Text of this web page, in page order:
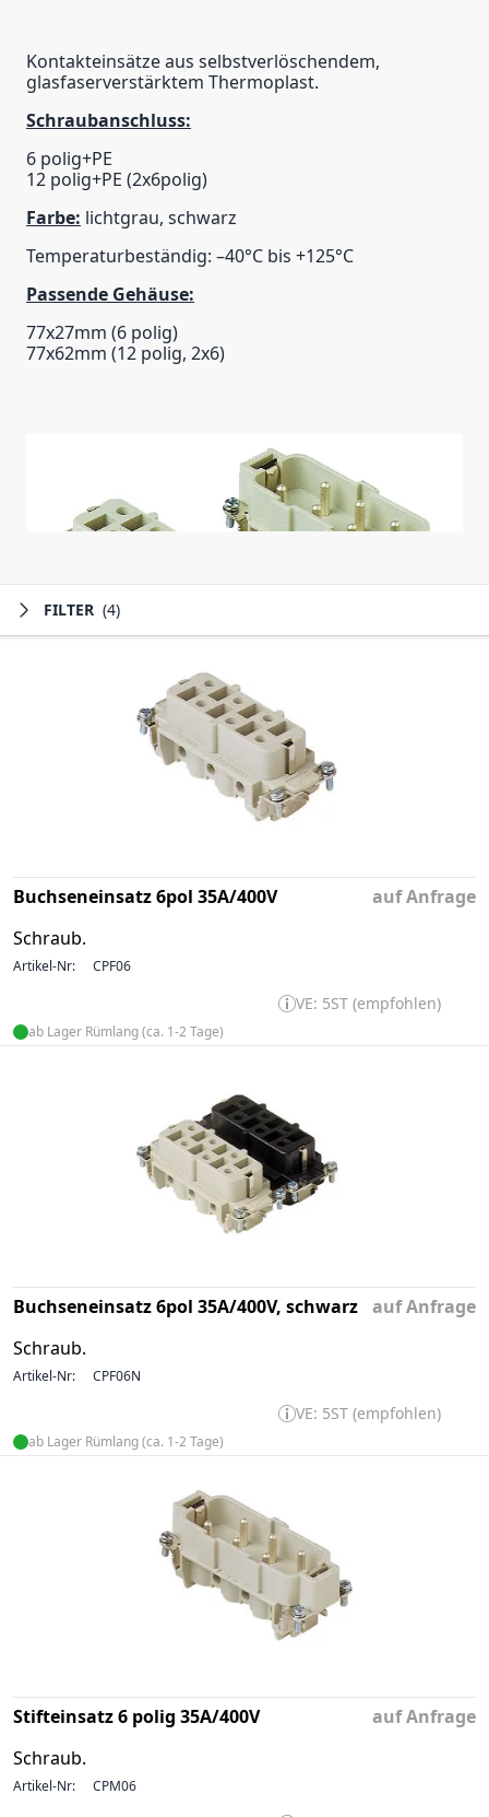
Kontakteinsätze aus selbstverlöschendem,
glasfaserverstärktem Thermoplast.
Schraubanschluss:
6 polig+PE
12 polig+PE (2x6polig)
Farbe: lichtgrau, schwarz
Temperaturbeständig: –40°C bis +125°C
Passende Gehäuse:
77x27mm (6 polig)
77x62mm (12 polig, 2x6)
FILTER (4)
Buchseneinsatz 6pol 35A/400V
Schraub.
auf Anfrage
Artikel-Nr: CPF06
VE: 5ST (empfohlen)
ab Lager Rümlang (ca. 1-2 Tage)
Buchseneinsatz 6pol 35A/400V, schwarz
Schraub.
auf Anfrage
Artikel-Nr: CPF06N
VE: 5ST (empfohlen)
ab Lager Rümlang (ca. 1-2 Tage)
Stifteinsatz 6 polig 35A/400V
Schraub.
auf Anfrage
Artikel-Nr: CPM06